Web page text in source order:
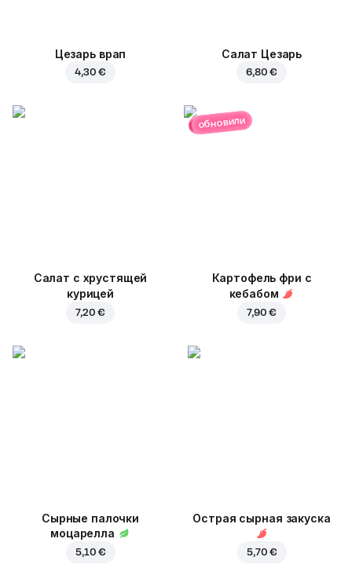
Цезарь врап
4,30 €
Салат Цезарь
6,80 €
Салат с хрустящей
курицей
7,20 €
обновили
Картофель фри с
кебабом
7,90 €
Сырные палочки
моцарелла
5,10 €
Острая сырная закуска
5,70 €